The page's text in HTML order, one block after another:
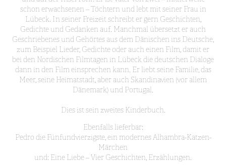
schon erwachsenen – Töchtern und lebt mit seiner Frau in
Lübeck. In seiner Freizeit schreibt er gern Geschichten,
Gedichte und Gedanken auf. Manchmal übersetzt er auch
Geschriebenes und Gehörtes aus dem Dänischen ins Deutsche,
zum Beispiel Lieder, Gedichte oder auch einen Film, damit er
bei den Nordischen Filmtagen in Lübeck die deutschen Dialoge
dann in den Film einsprechen kann. Er liebt seine Familie, das
Meer, seine Heimatstadt, aber auch Skandinavien (vor allem
Dänemark) und Portugal.
Dies ist sein zweites Kinderbuch.
Ebenfalls lieferbar:
Pedro die Fünfundvierzigste, ein modernes Alhambra-Katzen-
Märchen
und: Eine Liebe – Vier Geschichten, Erzählungen.